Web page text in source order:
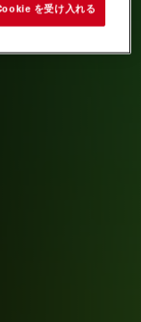
を受け入れる